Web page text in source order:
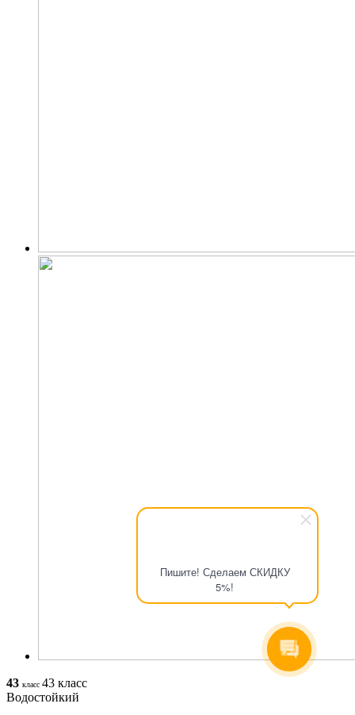
Пишите! Сделаем СКИДКУ
5%!
43 класс 43 класс
Водостойкий